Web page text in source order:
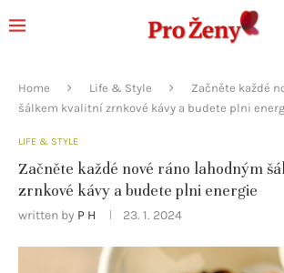
Home Life & Style
Začněte každé
šálkem kvalitní zrnkové kávy a budete plni
LIFE & STYLE
Začněte každé nové ráno lahodným
zrnkové kávy a budete plni energie
written by P H 23. 1. 2024